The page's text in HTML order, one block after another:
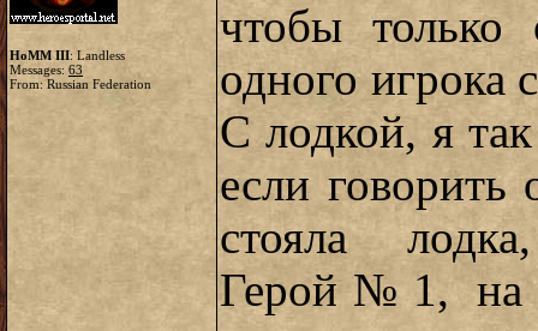
HoMM III: Landless
Messages: 63
From: Russian Federation
чтобы только
одного игрока
С лодкой, я
если говорить
стояла
Герой№1, на